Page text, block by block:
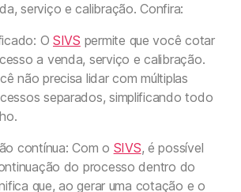
serviço e calibração. Confira:
OSIVS permite que você cotar
a venda, serviço e calibração.
não precisa lidar com múltiplas
separados, simplificando todo
contínua: Com o SIVS, é possível
do processo dentro do
que, ao gerar uma cotação e o